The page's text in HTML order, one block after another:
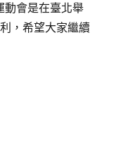
動會是在臺北舉
，希望大家繼續